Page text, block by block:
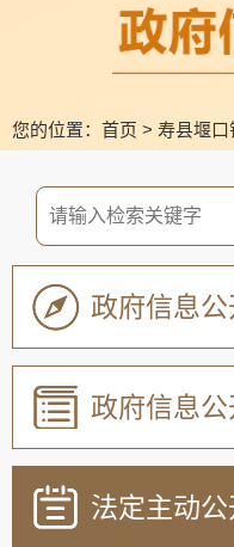
您的位置： 首页 > 寿县堰口
政府信息
政府信息
法定主动